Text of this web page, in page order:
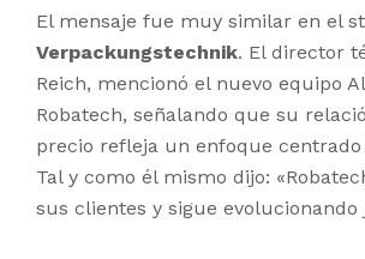
El mensaje fue muy similar en el
Verpackungstechnik. El director
Reich, mencionó el nuevo equipo
Robatech, señalando que su
precio refleja un enfoque
Tal y como él mismo dijo:
sus clientes y sigue evolucionando